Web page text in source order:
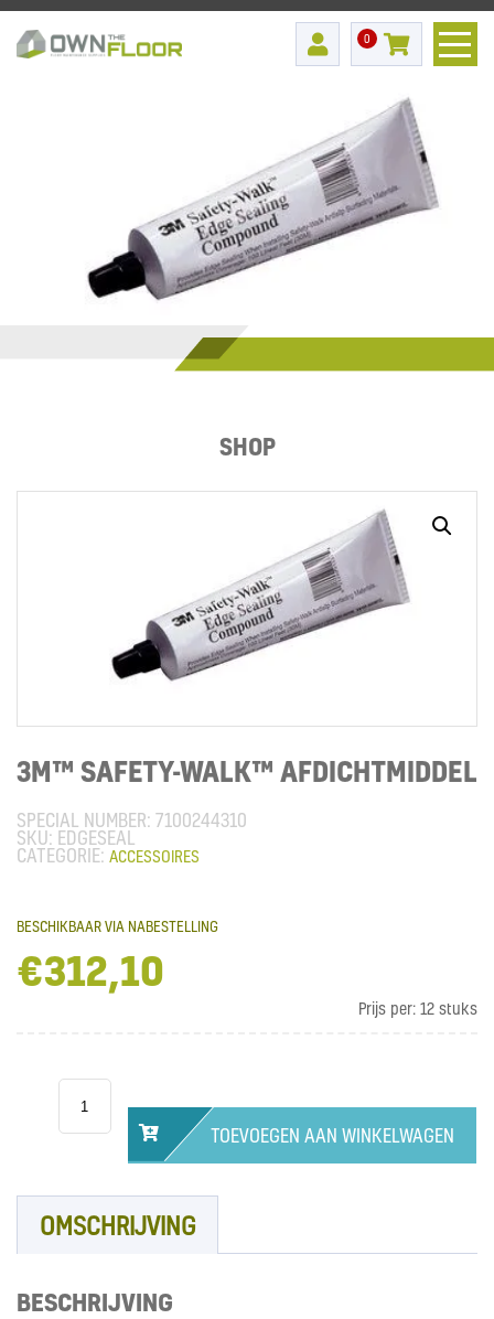
0
SHOP
3M™ SAFETY-WALK™ AFDICHTMIDDEL
SPECIAL NUMBER: 7100244310
EDGESEAL
CATEGORIE: ACCESSOIRES
BESCHIKBAAR VIA NABESTELLING
€312,10
Prijs per: 12 stuks
3M™
Safety-
Walk™
Afdichtmiddel TOEVOEGEN AAN WINKELWAGEN
OMSCHRIJVING
BESCHRIJVING